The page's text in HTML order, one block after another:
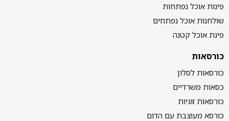
פינות אוכל נפתחות
שולחנות אוכל נפתחים
פינת אוכל קטנה
כורסאות
כורסאות לסלון
כסאות משרדיים
כורסאות זוגיות
כורסא מעוצבת עם הדום